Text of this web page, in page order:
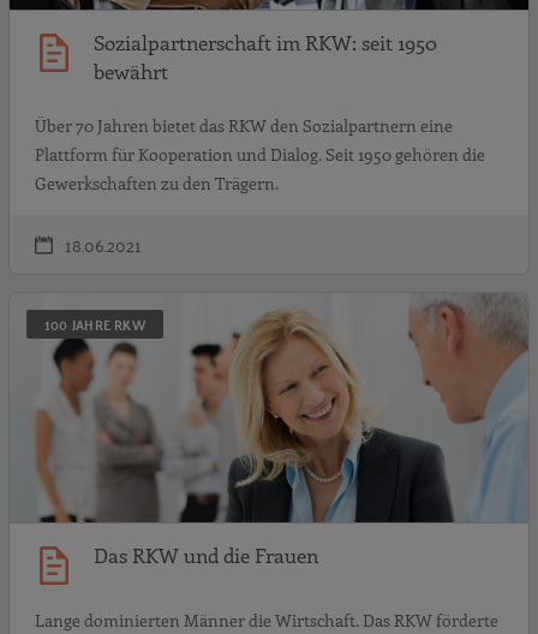
Sozialpartnerschaft im RKW: seit 1950
bewährt
Über 70 Jahren bietet das RKW den Sozialpartnern eine
Plattform für Kooperation und Dialog. Seit 1950 gehören die
Gewerkschaften zu den Trägern.
18.06.2021
100 JAHRE RKW
Das RKW und die Frauen
Lange dominierten Männer die Wirtschaft. Das RKW förderte